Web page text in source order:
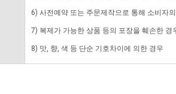
6) 사전예약 또는 주문제작으로 통해 소비자
7) 복제가 가능한 상품 등의 포장을 훼손한 경
8) 맛, 향, 색 등 단순 기호차이에 의한 경우